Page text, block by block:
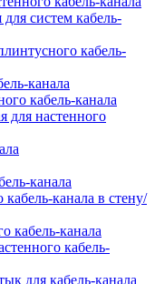
систем кабель-
кабель-
канала
кабель-канала
для настенного
канала
канала в стену/
кабель-канала
кабель-
для кабель-канала